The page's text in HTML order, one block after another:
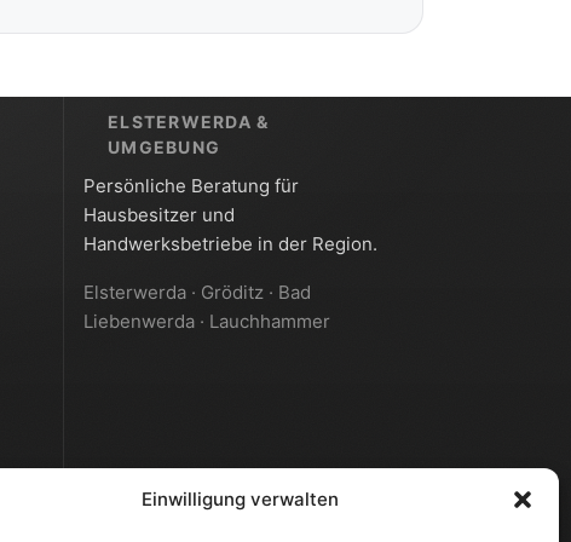
Einwilligung verwalten
ELSTERWERDA &
UMGEBUNG
Persönliche Beratung für
Hausbesitzer und
Handwerksbetriebe in der Region.
Elsterwerda · Gröditz · Bad
Liebenwerda · Lauchhammer